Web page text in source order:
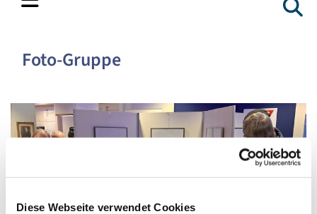
Diese Webseite verwendet Cookies
Foto-Gruppe